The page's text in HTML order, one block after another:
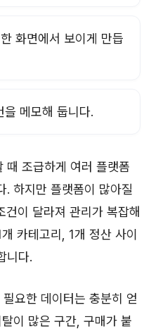
화면에서 보이게 만듭
을 메모해 둡니다.
때 조급하게 여러 플랫폼
. 하지만 플랫폼이 많아질
이 달라져 관리가 복잡해
카테고리, 1개 정산 사이
니다.
요한 데이터는 충분히 얻
이 많은 구간, 구매가 붙